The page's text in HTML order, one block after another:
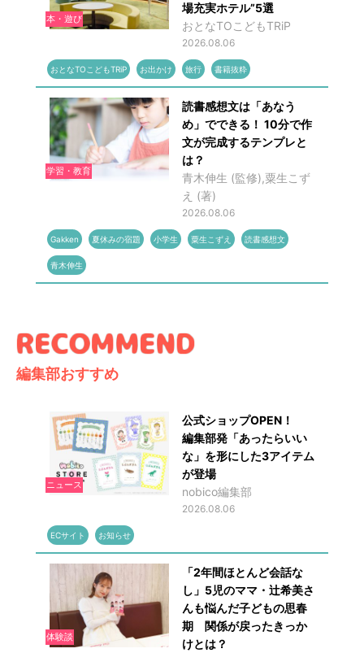
本・遊び
場充実ホテル”5選
おとなTOこどもTRiP
2026.08.06
おとなTOこどもTRiP お出かけ 旅行 書籍抜粋
学習・教育
読書感想文は「あなう
め」でできる！ 10分で作
文が完成するテンプレと
は？
青木伸生 (監修),粟生こず
え (著)
2026.08.06
Gakken 夏休みの宿題 小学生 粟生こずえ 読書感想文
青木伸生
編集部おすすめ
ニュース
公式ショップOPEN！
編集部発「あったらいい
な」を形にした3アイテム
が登場
nobico編集部
2026.08.06
ECサイト お知らせ
体験談
「2年間ほとんど会話な
し」5児のママ・辻希美さ
んも悩んだ子どもの思春
期 関係が戻ったきっか
けとは？